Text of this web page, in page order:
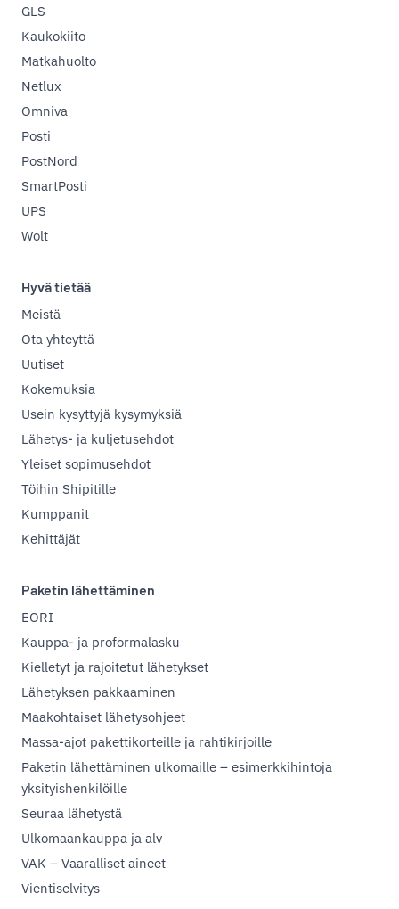
GLS
Kaukokiito
Matkahuolto
Netlux
Omniva
Posti
PostNord
SmartPosti
UPS
Wolt
Hyvä tietää
Meistä
Ota yhteyttä
Uutiset
Kokemuksia
Usein kysyttyjä kysymyksiä
Lähetys- ja kuljetusehdot
Yleiset sopimusehdot
Töihin Shipitille
Kumppanit
Kehittäjät
Paketin lähettäminen
EORI
Kauppa- ja proformalasku
Kielletyt ja rajoitetut lähetykset
Lähetyksen pakkaaminen
Maakohtaiset lähetysohjeet
Massa-ajot pakettikorteille ja rahtikirjoille
Paketin lähettäminen ulkomaille – esimerkkihintoja
yksityishenkilöille
Seuraa lähetystä
Ulkomaankauppa ja alv
VAK – Vaaralliset aineet
Vientiselvitys